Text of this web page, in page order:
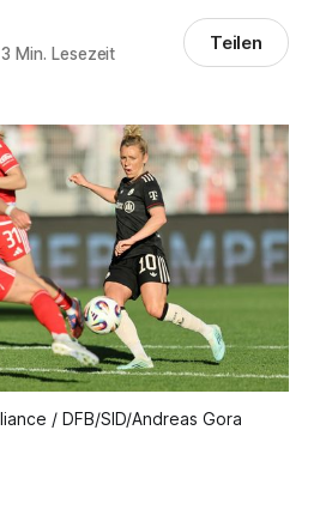
Min. Lesezeit Teilen
/ DFB/SID/Andreas Gora